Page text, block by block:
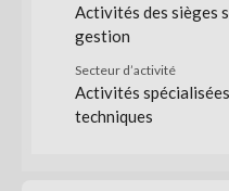
Activités des sièges
gestion
Secteur d’activité
Activités
techniques